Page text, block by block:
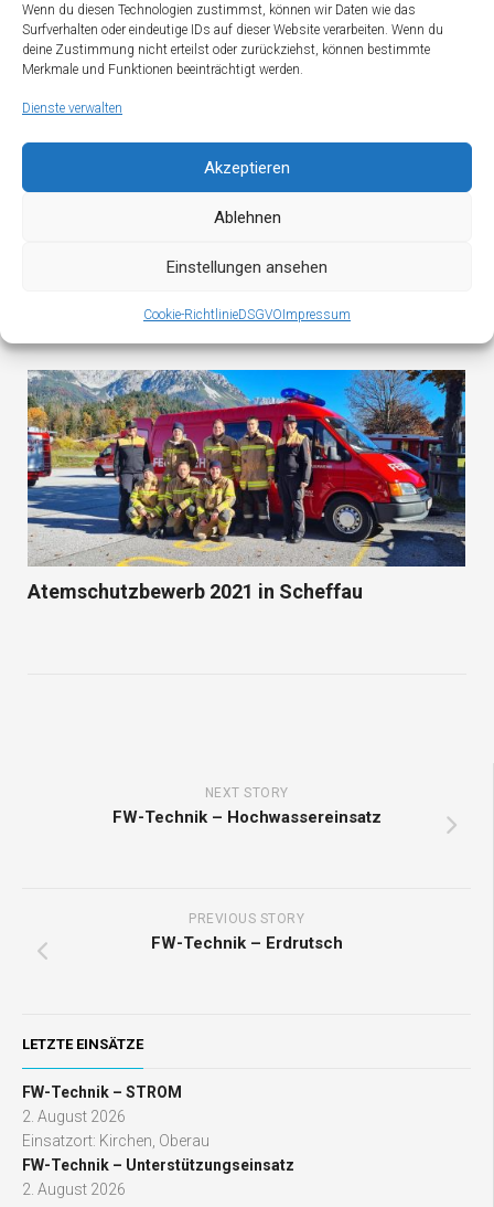
Wenn du diesen Technologien zustimmst, können wir Daten wie das
Surfverhalten oder eindeutige IDs auf dieser Website verarbeiten. Wenn du
deine Zustimmung nicht erteilst oder zurückziehst, können bestimmte
Merkmale und Funktionen beeinträchtigt werden.
Dienste verwalten
Akzeptieren
Ablehnen
Einstellungen ansehen
Cookie-RichtlinieDSGVO Impressum
122. Jahreshauptversammlung mit
Atemschutzbewerb 2021 in Scheffau
NEXT STORY
FW-Technik – Hochwassereinsatz
PREVIOUS STORY
FW-Technik – Erdrutsch
LETZTE EINSÄTZE
FW-Technik – STROM
2. August 2026
Einsatzort: Kirchen, Oberau
FW-Technik – Unterstützungseinsatz
2. August 2026